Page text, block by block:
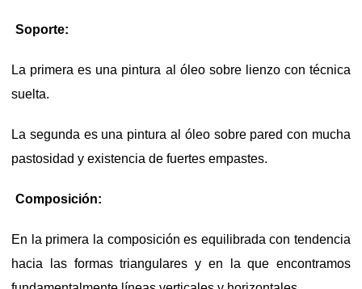
Soporte:
La primera es una pintura al óleo sobre lienzo con técnica
suelta.
La segunda es una pintura al óleo sobre pared con mucha
pastosidad y existencia de fuertes empastes.
Composición:
En la primera la composición es equilibrada con tendencia
hacia las formas triangulares y en la que encontramos